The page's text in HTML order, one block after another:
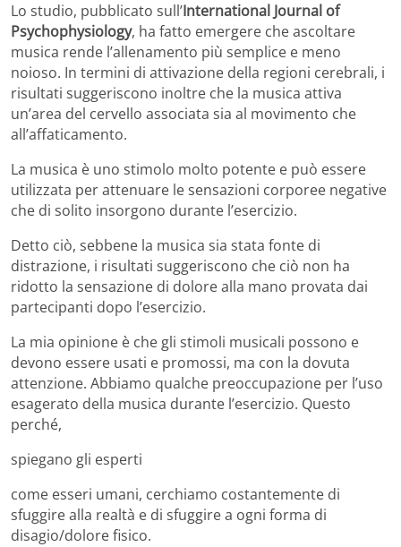
Lo studio, pubblicato sull’International Journal of
Psychophysiology, ha fatto emergere che ascoltare
musica rende l’allenamento più semplice e meno
noioso. In termini di attivazione della regioni cerebrali, i
risultati suggeriscono inoltre che la musica attiva
un’area del cervello associata sia al movimento che
all’affaticamento.
La musica è uno stimolo molto potente e può essere
utilizzata per attenuare le sensazioni corporee negative
che di solito insorgono durante l’esercizio.
Detto ciò, sebbene la musica sia stata fonte di
distrazione, i risultati suggeriscono che ciò non ha
ridotto la sensazione di dolore alla mano provata dai
partecipanti dopo l’esercizio.
La mia opinione è che gli stimoli musicali possono e
devono essere usati e promossi, ma con la dovuta
attenzione. Abbiamo qualche preoccupazione per l’uso
esagerato della musica durante l’esercizio. Questo
perché,
spiegano gli esperti
come esseri umani, cerchiamo costantemente di
sfuggire alla realtà e di sfuggire a ogni forma di
disagio/dolore fisico.